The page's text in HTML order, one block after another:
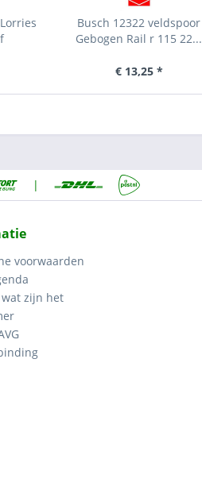
Busch 12322 veldspoor
Gebogen Rail r 115 22...
€ 13,25 *
|
voorwaarden
wat zijn het